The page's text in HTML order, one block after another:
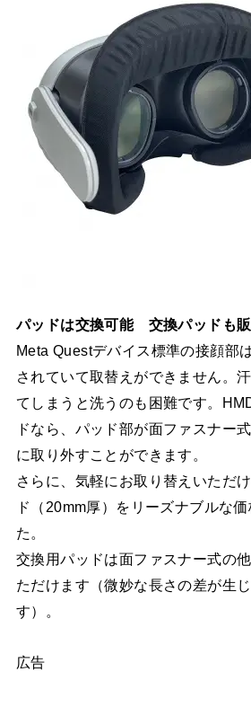
パッドは交換可能 交換パッドも
Meta Questデバイス標準の接顔部
されていて取替えができません。
てしまうと洗うのも困難です。
ドなら、パッド部が面ファスナー
に取り外すことができます。
さらに、気軽にお取り替えいただ
ド（20mm厚）をリーズナブルな
た。
交換用パッドは面ファスナー式の
ただけます（微妙な長さの差が生
す）。
広告